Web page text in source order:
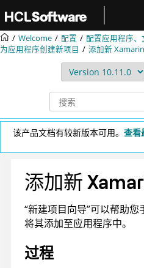
Welcome 配置
配置应用程序、
为应用程序创建新项目
添加新
该产品文档有较新版本可用。 查看
添加新
“新建项目向导”可以帮助
将其添加至应用程序中。
过程